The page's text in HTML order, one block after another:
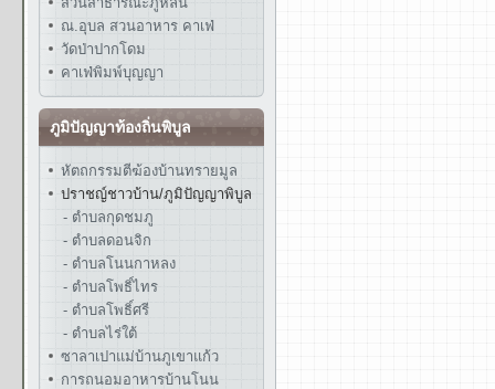
ณ.อุบล สวนอาหาร คาเฟ่
วัดป่าปากโดม
คาเฟ่พิมพ์บุญญา
ภูมิปัญญาท้องถิ่นพิบูล
หัตถกรรมตีฆ้องบ้านทรายมูล
ปราชญ์ชาวบ้าน/ภูมิปัญญาพิบูล
- ตำบลกุดชมภู
- ตำบลดอนจิก
- ตำบลโนนกาหลง
- ตำบลโพธิ์ไทร
- ตำบลโพธิ์ศรี
- ตำบลไร่ใต้
ซาลาเปาแม่บ้านภูเขาแก้ว
การถนอมอาหารบ้านโนน